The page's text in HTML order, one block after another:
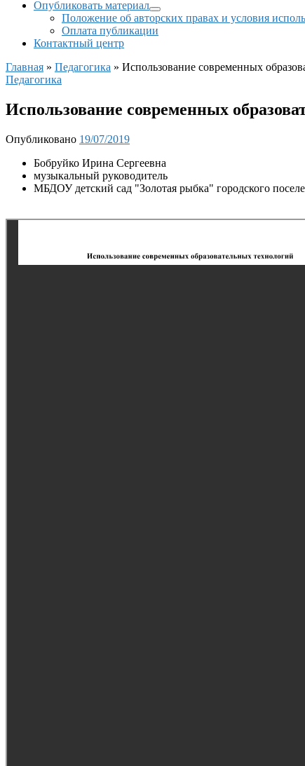
Опубликовать материал
Положение об авторских правах и условия
Оплата публикации
Контактный центр
Главная » Педагогика » Использование современных
Педагогика
Использование современных
Опубликовано 19/07/2019
Бобруйко Ирина Сергеевна
музыкальный руководитель
МБДОУ детский сад "Золотая рыбка" городского